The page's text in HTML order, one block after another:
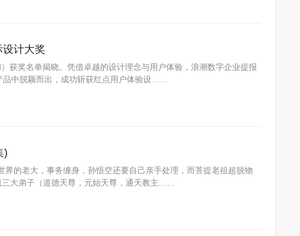
计大奖
获奖名单揭晓。凭借卓越的设计理念与用户体验，浪潮数字企业提报
品中脱颖而出，成功斩获红点用户体验设……
)
的老大，事务缠身，孙悟空还要自己亲手处理，而菩提老祖超脱物
大弟子（道德天尊，元始天尊，通天教主……